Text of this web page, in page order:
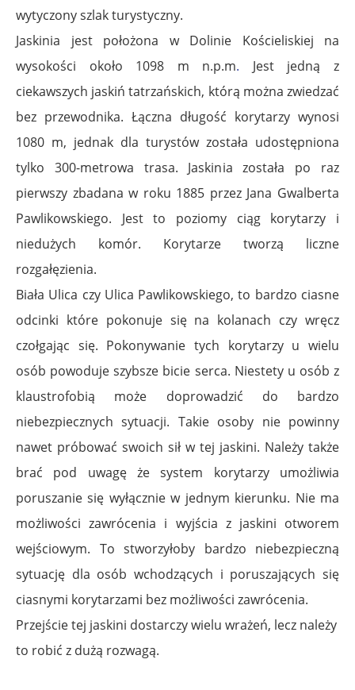
wytyczony szlak turystyczny.
Jaskinia jest położona w Dolinie Kościeliskiej na
wysokości około 1098 m n.p.m. Jest jedną z
ciekawszych jaskiń tatrzańskich, którą można zwiedzać
bez przewodnika. Łączna długość korytarzy wynosi
1080 m, jednak dla turystów została udostępniona
tylko 300-metrowa trasa. Jaskinia została po raz
pierwszy zbadana w roku 1885 przez Jana Gwalberta
Pawlikowskiego. Jest to poziomy ciąg korytarzy i
niedużych komór. Korytarze tworzą liczne
rozgałęzienia.
Biała Ulica czy Ulica Pawlikowskiego, to bardzo ciasne
odcinki które pokonuje się na kolanach czy wręcz
czołgając się. Pokonywanie tych korytarzy u wielu
osób powoduje szybsze bicie serca. Niestety u osób z
klaustrofobią może doprowadzić do bardzo
niebezpiecznych sytuacji. Takie osoby nie powinny
nawet próbować swoich sił w tej jaskini. Należy także
brać pod uwagę że system korytarzy umożliwia
poruszanie się wyłącznie w jednym kierunku. Nie ma
możliwości zawrócenia i wyjścia z jaskini otworem
wejściowym. To stworzyłoby bardzo niebezpieczną
sytuację dla osób wchodzących i poruszających się
ciasnymi korytarzami bez możliwości zawrócenia.
Przejście tej jaskini dostarczy wielu wrażeń, lecz należy
to robić z dużą rozwagą.